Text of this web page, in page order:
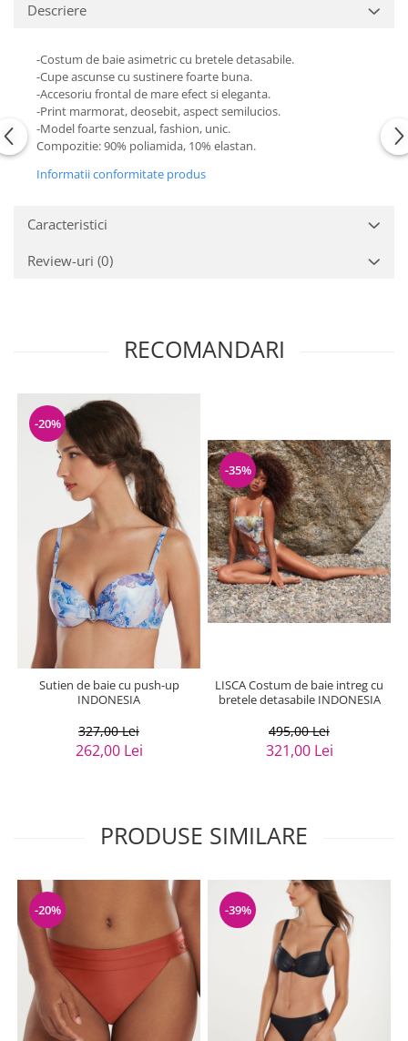
Descriere
-Costum de baie asimetric cu bretele detasabile.
-Cupe ascunse cu sustinere foarte buna.
-Accesoriu frontal de mare efect si eleganta.
-Print marmorat, deosebit, aspect semilucios.
-Model foarte senzual, fashion, unic.
Compozitie: 90% poliamida, 10% elastan.
Informatii conformitate produs
Caracteristici
Review-uri (0)
RECOMANDARI
-20%
Sutien de baie cu push-up
INDONESIA
327,00 Lei
262,00 Lei
-35%
LISCA Costum de baie intreg cu
bretele detasabile INDONESIA
495,00 Lei
321,00 Lei
PRODUSE SIMILARE
-20% -39%